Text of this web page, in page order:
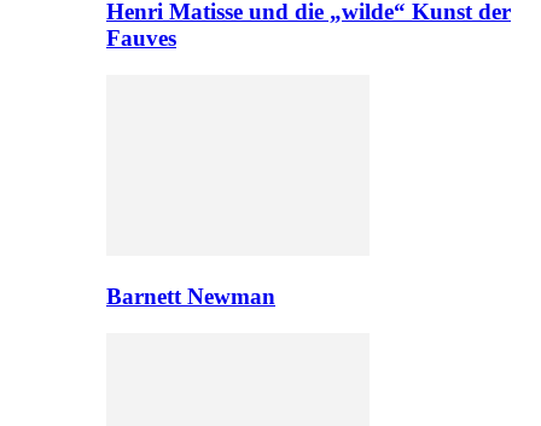
Henri Matisse und die „wilde“ Kunst der
Fauves
Barnett Newman